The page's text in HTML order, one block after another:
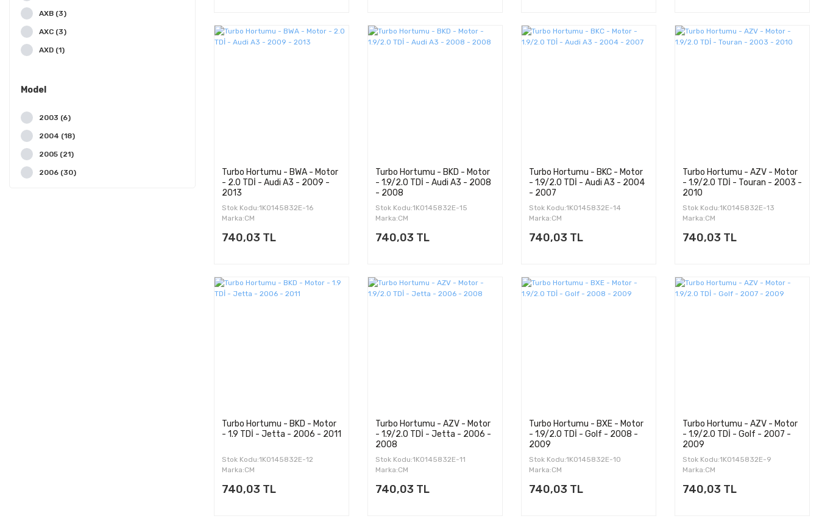
AXB (3)
AXC (3)
AXD (1)
AZV (15)
BJB (12)
BJJ (2)
BJK (2)
BJL (2)
Model
2003 (6)
2004 (18)
2005 (21)
2006 (30)
Turbo Hortumu - BWA - Motor
- 2.0 TDİ - Audi A3 - 2009 -
2013
Stok Kodu:1K0145832E-16
Marka:CM
740,03 TL
Turbo Hortumu - BKD - Motor
- 1.9/2.0 TDİ - Audi A3 - 2008
- 2008
Stok Kodu:1K0145832E-15
Marka:CM
740,03 TL
Turbo Hortumu - BKC - Motor
- 1.9/2.0 TDİ - Audi A3 - 2004
- 2007
Stok Kodu:1K0145832E-14
Marka:CM
740,03 TL
Turbo Hortumu - AZV - Motor
- 1.9/2.0 TDİ - Touran - 2003 -
2010
Stok Kodu:1K0145832E-13
Marka:CM
740,03 TL
Turbo Hortumu - BKD - Motor
- 1.9 TDİ - Jetta - 2006 - 2011
Stok Kodu:1K0145832E-12
Marka:CM
740,03 TL
Turbo Hortumu - AZV - Motor
- 1.9/2.0 TDİ - Jetta - 2006 -
2008
Stok Kodu:1K0145832E-11
Marka:CM
740,03 TL
Turbo Hortumu - BXE - Motor
- 1.9/2.0 TDİ - Golf - 2008 -
2009
Stok Kodu:1K0145832E-10
Marka:CM
740,03 TL
Turbo Hortumu - AZV - Motor
- 1.9/2.0 TDİ - Golf - 2007 -
2009
Stok Kodu:1K0145832E-9
Marka:CM
740,03 TL